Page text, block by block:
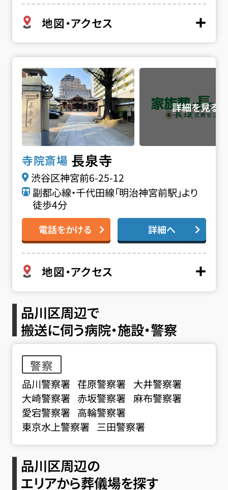
地図・アクセス
寺院斎場 長泉寺
渋谷区神宮前6-25-12
副都心線・千代田線「明治神宮前駅」より
徒歩4分
電話をかける 詳細へ
地図・アクセス
長泉寺の詳細へ
品川区周辺で
搬送に伺う病院・施設・警察
警察
品川警察署 荏原警察署
大井警察署
大崎警察署 赤坂警察署 麻布警察署
愛宕警察署 高輪警察署
東京水上警察署 三田警察署
品川区周辺の
エリアから葬儀場を探す